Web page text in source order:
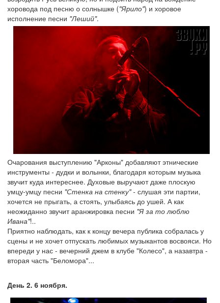
хоровода под песню о солнышке ("Ярило") и хоровое
исполнение песни "Леший".
Очарования выступлению "Арконы" добавляют этнические
инструменты - дудки и волынки, благодаря которым музыка
звучит куда интереснее. Духовые выручают даже плоскую
умцу-умцу песни "Стенка на стенку"- слушая эти партии,
хочется не прыгать, а стоять, улыбаясь до ушей. А как
неожиданно звучит аранжировка песни "Я за то люблю
Ивана"!..
Приятно наблюдать, как к концу вечера публика собралась у
сцены и не хочет отпускать любимых музыкантов восвояси. Но
впереди у нас - вечерний джем в клубе "Колесо", а назавтра -
вторая часть "Беломора"...
День 2. 6 ноября.